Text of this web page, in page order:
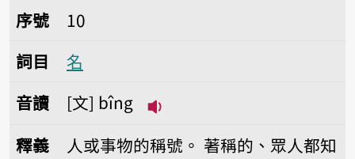
序號10名
序號
10
詞目
名
音讀
文 bîng
釋義 人或事物的稱號。 著稱的、眾人都知